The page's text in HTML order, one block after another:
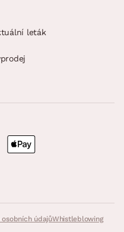
osobních údajůWhistleblowing
leták